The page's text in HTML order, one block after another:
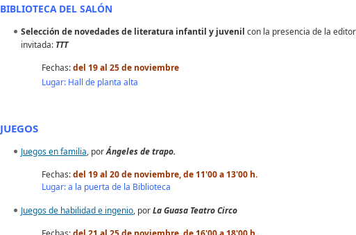
BIBLIOTECA DEL SALÓN
Selección de novedades de literatura infantil y juvenil con la presencia de la
invitada: TTT
Fechas:del 19 al 25 de noviembre
Lugar: Hall de planta alta
JUEGOS
Juegos en familia, porÁngeles de trapo.
Fechas:del 19 al 20 de noviembre, de 11'00 a 13'00 h.
Lugar: a la puerta de la Biblioteca
Juegos de habilidad e ingenio, porLa Guasa Teatro Circo